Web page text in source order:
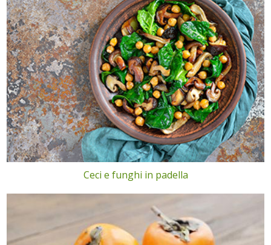
Ceci e funghi in padella